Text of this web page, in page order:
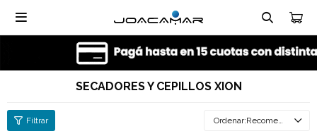

SECADORES Y CEPILLOS XION
Recomendados